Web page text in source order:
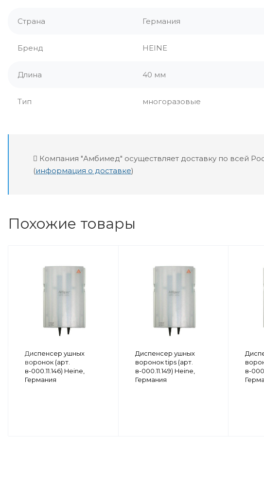
Страна Германия
Бренд HEINE
Длина 40 мм
Тип многоразовые
Компания "Амбимед" осуществляет доставку по всей
(информация о доставке)
Похожие товары
Диспенсер ушных
воронок (арт.
в-000.11.146) Heine,
Германия
Диспенсер ушных
воронок tips (арт.
в-000.11.149) Heine,
Германия
в-